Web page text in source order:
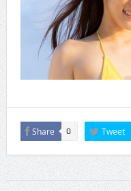
Share 0 Tweet